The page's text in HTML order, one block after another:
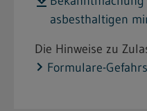
asbesthaltigen
Die Hinweise zu
Formulare-